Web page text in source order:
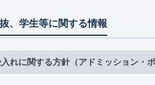
、学生等に関する情報
れに関する方針（アドミッション・ポ